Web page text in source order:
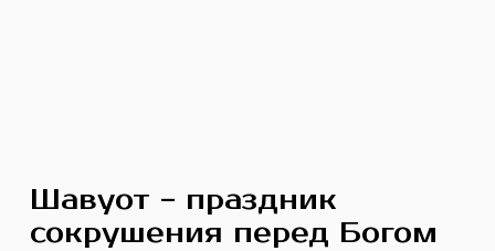
Шавуот - праздник
сокрушения перед Богом